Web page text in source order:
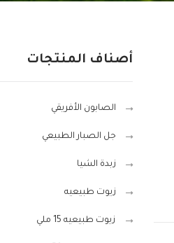
أصناف المنتجات
الصابون الأفريقي
جل الصبار الطبيعي
زبدة الشيا
زيوت طبيعيه
زيوت طبيعيه 15 ملي